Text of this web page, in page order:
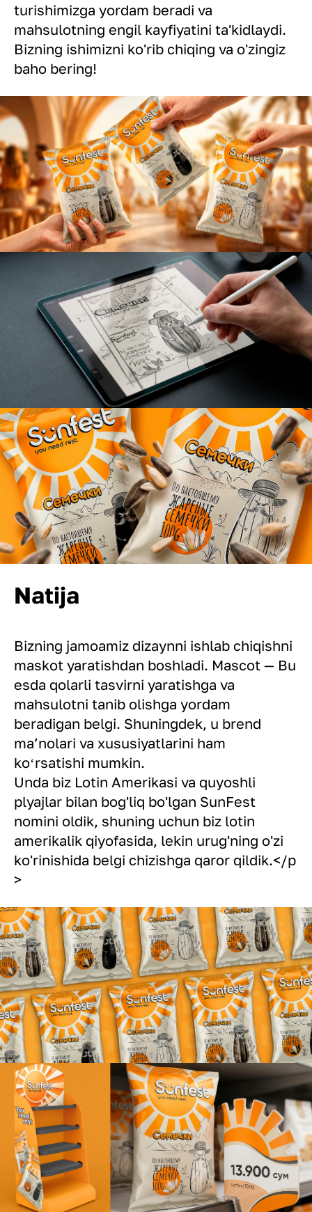
turishimizga yordam beradi va
mahsulotning engil kayfiyatini ta'kidlaydi.
Bizning ishimizni ko'rib chiqing va o'zingiz
baho bering!
Natija
Bizning jamoamiz dizaynni ishlab chiqishni
maskot yaratishdan boshladi. Mascot — Bu
esda qolarli tasvirni yaratishga va
mahsulotni tanib olishga yordam
beradigan belgi. Shuningdek, u brend
maʼnolari va xususiyatlarini ham
koʻrsatishi mumkin.
Unda biz Lotin Amerikasi va quyoshli
plyajlar bilan bog'liq bo'lgan SunFest
nomini oldik, shuning uchun biz lotin
amerikalik qiyofasida, lekin urug'ning o'zi
ko'rinishida belgi chizishga qaror qildik.</p
>